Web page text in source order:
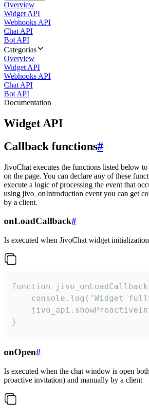
Overview
Widget API
Webhooks API
Chat API
Bot API
Categorias
Overview
Widget API
Webhooks API
Chat API
Bot API
Documentation
Widget API
Callback functions#
JivoChat executes the functions listed below
on the page. You can declare any of these
execute a logic of processing the event that
using jivo_onIntroduction event you can get
by a client.
onLoadCallback#
Is executed when JivoChat widget
function
console.log('Widget
}
onOpen#
Is executed when the chat window is open
proactive invitation) and manually by a client